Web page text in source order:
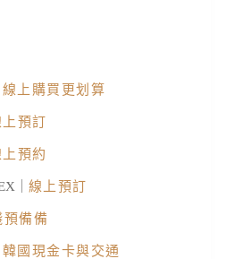
線上購買更划算
上預訂
上預約
｜ 線上預訂
預備備
國現金卡與交通